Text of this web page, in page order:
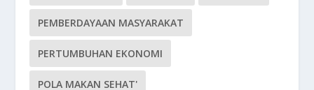
PEMBERDAYAAN MASYARAKAT
PERTUMBUHAN EKONOMI
POLA MAKAN SEHAT'